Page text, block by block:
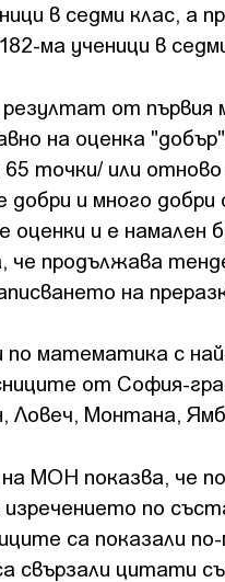
в седми клас, а
ма ученици в
от първия
на оценка
точки/ или
добри и много
оценки и е
продължава
на
по математика с
от София-
Ловеч, Монтана,
МОН показва, че
изречението по
са показали
свързали цитати